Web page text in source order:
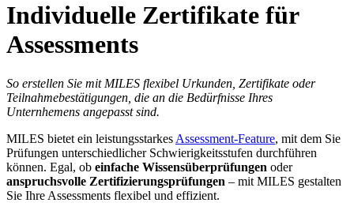
Individuelle Zertifikate für
Assessments
So erstellen Sie mit MILES flexibel Urkunden, Zertifikate oder
Teilnahmebestätigungen, die an die Bedürfnisse Ihres
Unternhemens angepasst sind.
MILES bietet ein leistungsstarkes Assessment-Feature, mit dem Sie
Prüfungen unterschiedlicher Schwierigkeitsstufen durchführen
können. Egal, ob einfache Wissensüberprüfungen oder
anspruchsvolle Zertifizierungsprüfungen – mit MILES gestalten
Sie Ihre Assessments flexibel und effizient.